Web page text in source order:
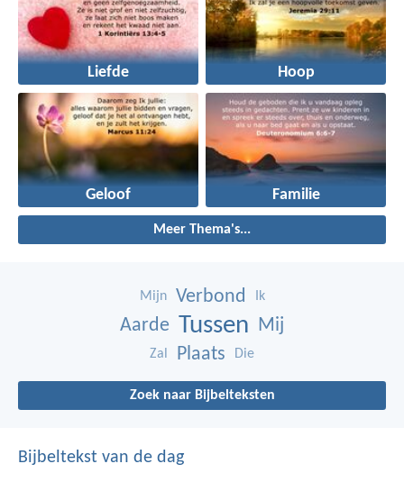
Liefde Hoop
Geloof Familie
Meer Thema's...
Mijn Verbond Ik
Aarde Tussen Mij
Zal Plaats Die
Zoek naar Bijbelteksten
Bijbeltekst van de dag